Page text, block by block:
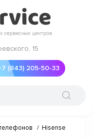
15
(843) 205-50-33
/ Hisense